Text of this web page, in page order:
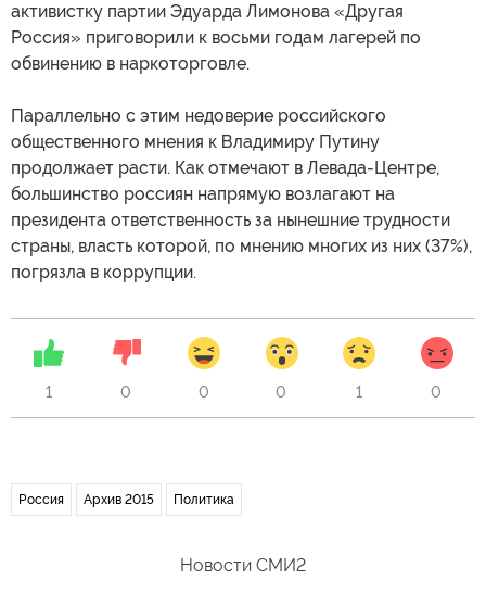
активистку партии Эдуарда Лимонова «Другая
Россия» приговорили к восьми годам лагерей по
обвинению в наркоторговле.
Параллельно с этим недоверие российского
общественного мнения к Владимиру Путину
продолжает расти. Как отмечают в Левада-Центре,
большинство россиян напрямую возлагают на
президента ответственность за нынешние трудности
страны, власть которой, по мнению многих из них (37%),
погрязла в коррупции.
1 0 0 0 1 0
Россия Архив 2015 Политика
Новости СМИ2